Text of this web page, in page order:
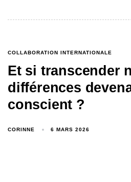
COLLABORATION INTERNATIONALE
Et si transcender
différences
conscient ?
CORINNE 6 MARS 2026